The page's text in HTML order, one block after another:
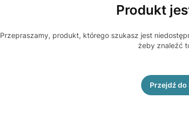
Produkt
Przepraszamy, produkt, którego szukasz jest
żeby znaleźć
Przejdź do